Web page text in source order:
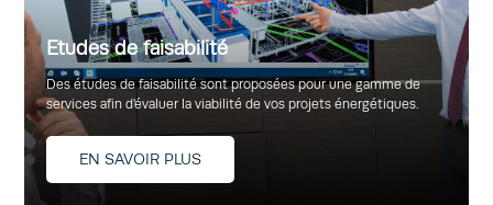
Etudes de faisabilité
Des études de faisabilité sont proposées pour une gamme de
services afin d'évaluer la viabilité de vos projets énergétiques.
EN SAVOIR PLUS